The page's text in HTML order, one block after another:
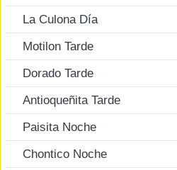
La Culona Día
Motilon Tarde
Dorado Tarde
Antioqueñita Tarde
Paisita Noche
Chontico Noche